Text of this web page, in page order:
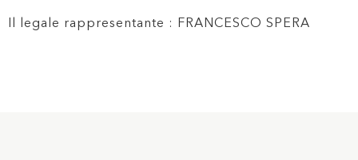
Il legale rappresentante : FRANCESCO SPERA